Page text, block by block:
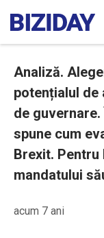
Analiză.
potențialul de
de
spune cum
Brexit.
mandatului
acum 7 ani